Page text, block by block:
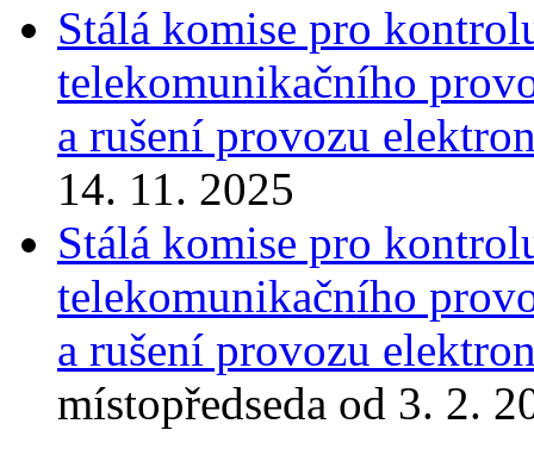
Stálá komise pro
telekomunikačního
a rušení provozu
14. 11. 2025
Stálá komise pro
telekomunikačního
a rušení provozu
místopředseda od 3. 2.